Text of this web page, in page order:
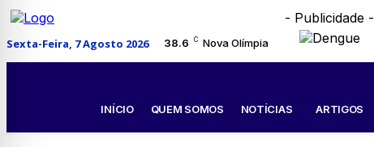
Sexta-Feira, 7 Agosto 2026 38.6 C Nova Olímpia
- Publicidade -
INÍCIO QUEM SOMOS NOTÍCIAS ARTIGOS